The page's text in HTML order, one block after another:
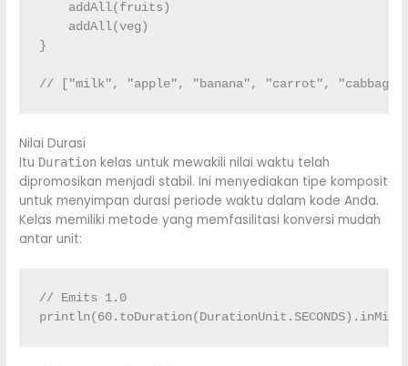
    addAll
( fruits )
    addAll
( veg )
}
// ["milk", "apple", "banana", "carrot",
Nilai Durasi
Itu Duration kelas untuk mewakili nilai waktu telah
dipromosikan menjadi stabil. Ini menyediakan tipe komposit
untuk menyimpan durasi periode waktu dalam kode Anda.
Kelas memiliki metode yang memfasilitasi konversi mudah
antar unit:
// Emits 1.0
println ( 60. toDuration ( DurationUnit. SECONDS) .